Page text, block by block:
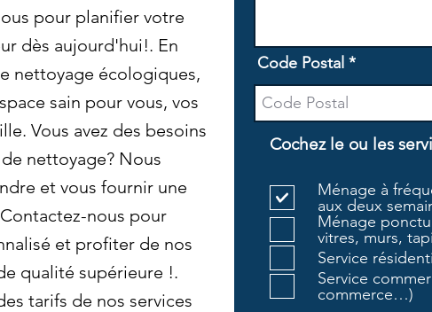
pour planifier votre
dès aujourd'hui!. En
nettoyage écologiques,
sain pour vous, vos
Vous avez des besoins
nettoyage? Nous
et vous fournir une
nous pour
et profiter de nos
qualité supérieure !.
tarifs de nos services
Code Postal
Cochez le ou les
Ménage à
aux deux
Ménage
vitres, murs,
Service
Service
commerce…)